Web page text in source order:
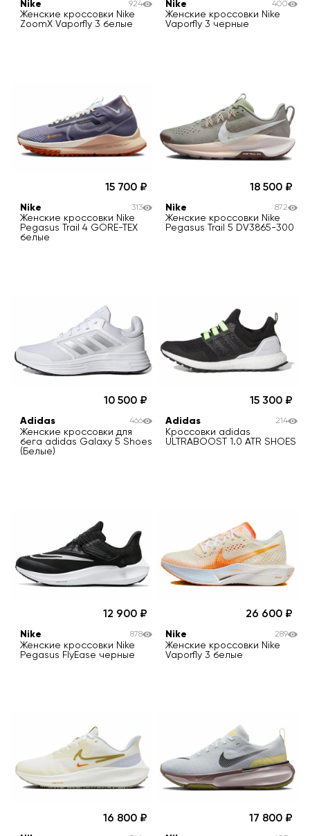
Nike
Женские кроссовки Nike
ZoomX Vaporfly 3 белые
924
Nike
Женские кроссовки Nike
Vaporfly 3 черные
400
15 700
Nike
Женские кроссовки Nike
Pegasus Trail 4 GORE-TEX
белые
313
18 500
Nike
Женские кроссовки Nike
Pegasus Trail 5 DV3865-300
872
10 500
Adidas
Женские кроссовки для
бега adidas Galaxy 5 Shoes
(Белые)
466
15 300
Adidas
Кроссовки adidas
ULTRABOOST 1.0 ATR SHOES
214
12 900
Nike
Женские кроссовки Nike
Pegasus FlyEase черные
878
26 600
Nike
Женские кроссовки Nike
Vaporfly 3 белые
289
16 800 17 800